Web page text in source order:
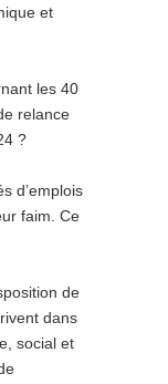
et
les 40
relance
?
d’emplois
faim. Ce
de
dans
social et